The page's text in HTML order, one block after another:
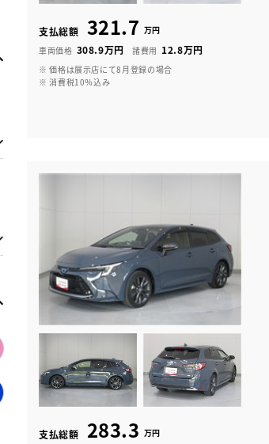
支払総額 321.7 万円
車両価格 308.9万円 諸費用 12.8万円
※ 価格は展示店にて8月登録の場合
※ 消費税10％込み
支払総額 283.3 万円